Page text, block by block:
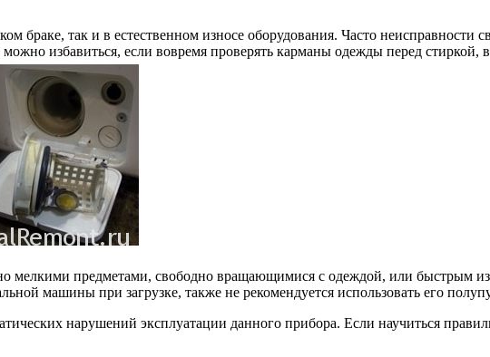
браке, так и в естественном износе оборудования. Часто неисправности
избавиться, если вовремя проверять карманы одежды перед стиркой,
мелкими предметами, свободно вращающимися с одеждой, или быстрым
машины при загрузке, также не рекомендуется использовать его
нарушений эксплуатации данного прибора. Если научиться